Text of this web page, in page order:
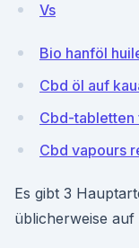
Vs
Bio hanföl
Cbd öl auf
Cbd-tabletten
Cbd vapours
Es gibt 3
üblicherweise